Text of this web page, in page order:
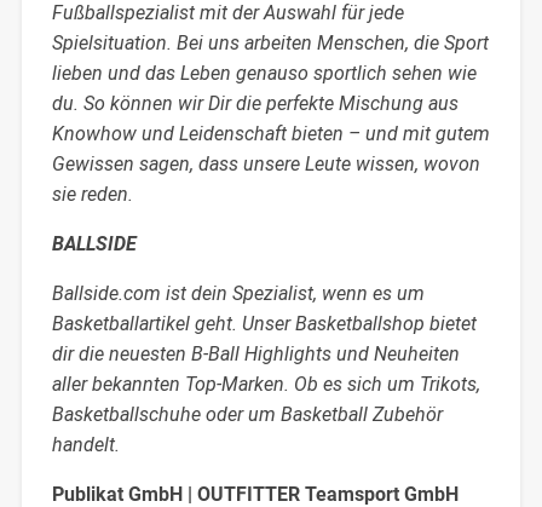
Fußballspezialist mit der Auswahl für jede
Spielsituation. Bei uns arbeiten Menschen, die Sport
lieben und das Leben genauso sportlich sehen wie
du. So können wir Dir die perfekte Mischung aus
Knowhow und Leidenschaft bieten – und mit gutem
Gewissen sagen, dass unsere Leute wissen, wovon
sie reden.
BALLSIDE
Ballside.com ist dein Spezialist, wenn es um
Basketballartikel geht. Unser Basketballshop bietet
dir die neuesten B-Ball Highlights und Neuheiten
aller bekannten Top-Marken. Ob es sich um Trikots,
Basketballschuhe oder um Basketball Zubehör
handelt.
Publikat GmbH | OUTFITTER Teamsport GmbH